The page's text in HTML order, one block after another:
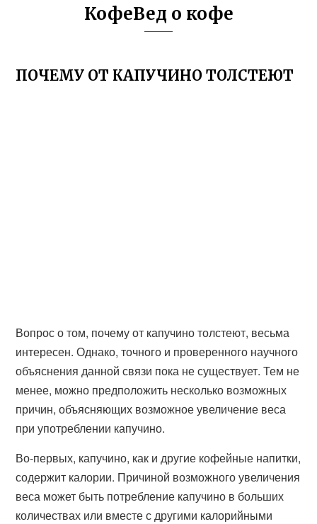
КофеВед о кофе
ПОЧЕМУ ОТ КАПУЧИНО ТОЛСТЕЮТ
Вопрос о том, почему от капучино толстеют, весьма
интересен. Однако, точного и проверенного научного
объяснения данной связи пока не существует. Тем не
менее, можно предположить несколько возможных
причин, объясняющих возможное увеличение веса
при употреблении капучино.
Во-первых, капучино, как и другие кофейные напитки,
содержит калории. Причиной возможного увеличения
веса может быть потребление капучино в больших
количествах или вместе с другими калорийными